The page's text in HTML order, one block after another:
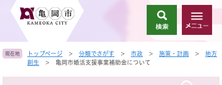
頭
す
飛
し
索
メ
ニ
ー
現在地 トップページ > 分類でさがす > 市政 > 施策・計画 >
地方
創生
> 亀岡市婚活支援事業補助金について